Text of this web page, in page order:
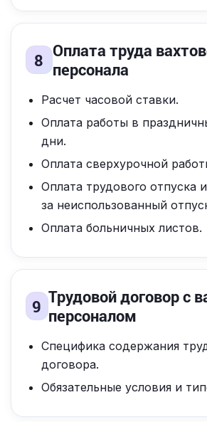
8 Оплата труда
персонала
Расчет часовой ставки.
Оплата работы в
дни.
Оплата сверхурочной
Оплата трудового отпуска
за неиспользованный
Оплата больничных листов.
9 Трудовой договор с
персоналом
Специфика содержания
договора.
Обязательные условия и